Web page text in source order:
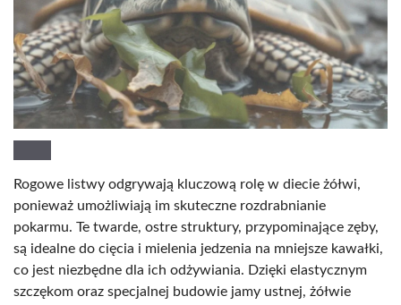
Rogowe listwy odgrywają kluczową rolę w diecie żółwi,
ponieważ umożliwiają im skuteczne rozdrabnianie
pokarmu. Te twarde, ostre struktury, przypominające zęby,
są idealne do cięcia i mielenia jedzenia na mniejsze kawałki,
co jest niezbędne dla ich odżywiania. Dzięki elastycznym
szczękom oraz specjalnej budowie jamy ustnej, żółwie